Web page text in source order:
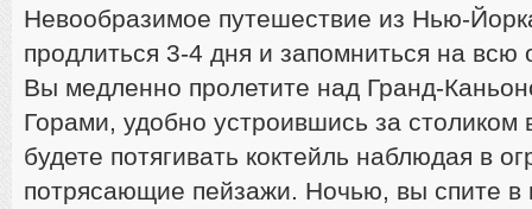
Невообразимое путешествие из Нью-
продлиться 3-4 дня и запомниться на
Вы медленно пролетите над Гранд-
Горами, удобно устроившись за столиком
будете потягивать коктейль наблюдая в
потрясающие пейзажи. Ночью, вы спите в